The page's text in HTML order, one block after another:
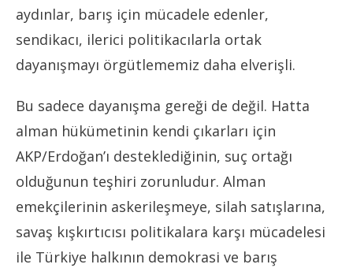
aydınlar, barış için mücadele edenler,
sendikacı, ilerici politikacılarla ortak
dayanışmayı örgütlememiz daha elverişli.
Bu sadece dayanışma gereği de değil. Hatta
alman hükümetinin kendi çıkarları için
AKP/Erdoğan’ı desteklediğinin, suç ortağı
olduğunun teşhiri zorunludur. Alman
emekçilerinin askerileşmeye, silah satışlarına,
savaş kışkırtıcısı politikalara karşı mücadelesi
ile Türkiye halkının demokrasi ve barış